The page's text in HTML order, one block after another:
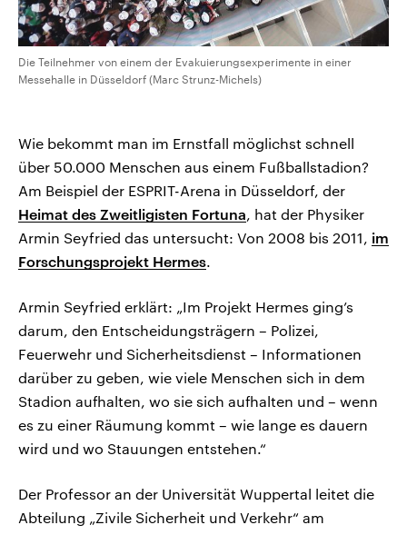
Die Teilnehmer von einem der Evakuierungsexperimente in einer
Messehalle in Düsseldorf (Marc Strunz-Michels)
Wie bekommt man im Ernstfall möglichst schnell
über 50.000 Menschen aus einem Fußballstadion?
Am Beispiel der ESPRIT-Arena in Düsseldorf, der
Heimat des Zweitligisten Fortuna, hat der Physiker
Armin Seyfried das untersucht: Von 2008 bis 2011, im
Forschungsprojekt Hermes.
Armin Seyfried erklärt: „Im Projekt Hermes ging’s
darum, den Entscheidungsträgern – Polizei,
Feuerwehr und Sicherheitsdienst – Informationen
darüber zu geben, wie viele Menschen sich in dem
Stadion aufhalten, wo sie sich aufhalten und – wenn
es zu einer Räumung kommt – wie lange es dauern
wird und wo Stauungen entstehen.“
Der Professor an der Universität Wuppertal leitet die
Abteilung „Zivile Sicherheit und Verkehr“ am